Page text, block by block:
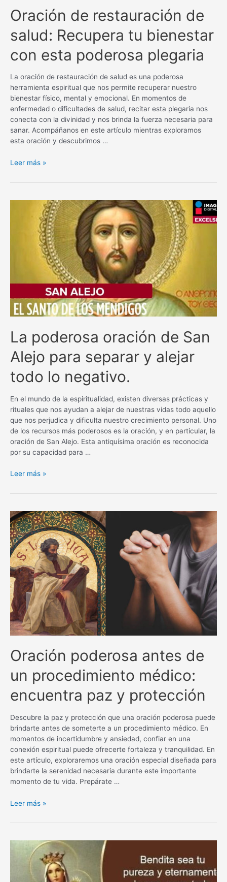
Oración de restauración de
salud: Recupera tu bienestar
con esta poderosa plegaria
La oración de restauración de salud es una poderosa
herramienta espiritual que nos permite recuperar nuestro
bienestar físico, mental y emocional. En momentos de
enfermedad o dificultades de salud, recitar esta plegaria nos
conecta con la divinidad y nos brinda la fuerza necesaria para
sanar. Acompáñanos en este artículo mientras exploramos
esta oración y descubrimos …
Oración
restauración
Recupera
bienestar
Leer más »
La poderosa oración de San
Alejo para separar y alejar
todo lo negativo.
En el mundo de la espiritualidad, existen diversas prácticas y
rituales que nos ayudan a alejar de nuestras vidas todo aquello
que nos perjudica y dificulta nuestro crecimiento personal. Uno
de los recursos más poderosos es la oración, y en particular, la
oración de San Alejo. Esta antiquísima oración es reconocida
por su capacidad para …
La
oración
San
Alejo
para
separar
y
alejar
todo
lo
negativo.
Leer más »
Oración poderosa antes de
un procedimiento médico:
encuentra paz y protección
Descubre la paz y protección que una oración poderosa puede
brindarte antes de someterte a un procedimiento médico. En
momentos de incertidumbre y ansiedad, confiar en una
conexión espiritual puede ofrecerte fortaleza y tranquilidad. En
este artículo, exploraremos una oración especial diseñada para
brindarte la serenidad necesaria durante este importante
momento de tu vida. Prepárate …
Oración
antes
procedimiento
encuentra
Leer más »